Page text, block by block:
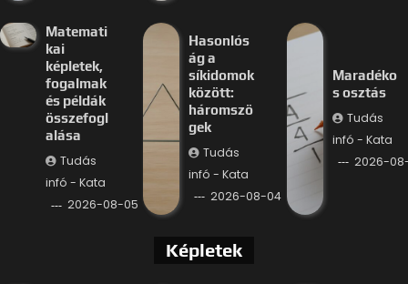
Matemati
kai
képletek,
fogalmak
és példák
összefogl
alása
Tudás
infó - Kata
2026-08-05
Hasonlós
ág a
síkidomok
között:
háromszö
gek
Tudás
infó - Kata
2026-08-04
Maradéko
s osztás
Tudás
infó - Kata
2026-
Képletek